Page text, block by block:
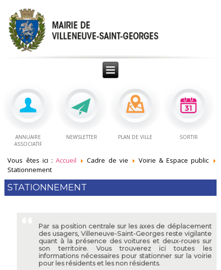
ANNUAIRE
ASSOCIATIF
NEWSLETTER PLAN DE VILLE SORTIR
Vous êtes ici :Accueil Cadre de vie
Voirie & Espace public
Stationnement
STATIONNEMENT
Par sa position centrale sur les axes de déplacement
des usagers, Villeneuve-Saint-Georges reste vigilante
quant à la présence des voitures et deux-roues sur
son territoire. Vous trouverez ici toutes les
informations nécessaires pour stationner sur la voirie
pour les résidents et les non résidents.